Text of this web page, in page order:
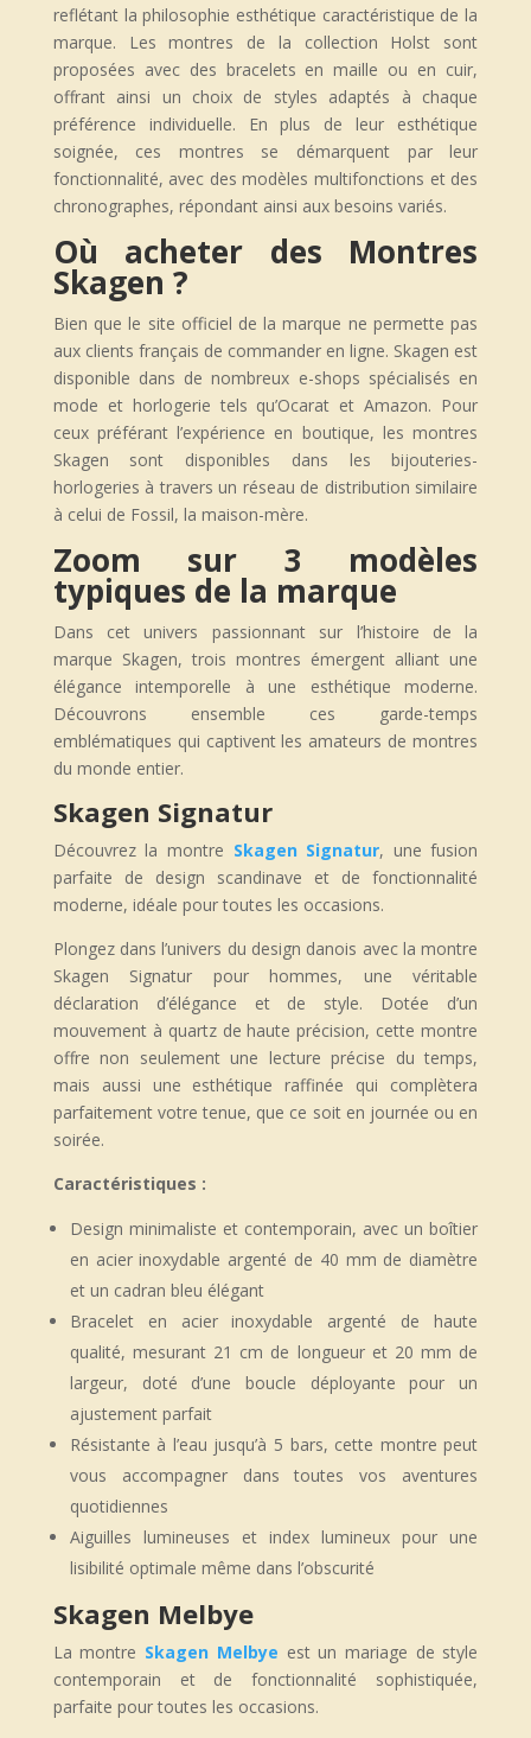
reflétant la philosophie esthétique caractéristique de la
marque. Les montres de la collection Holst sont
proposées avec des bracelets en maille ou en cuir,
offrant ainsi un choix de styles adaptés à chaque
préférence individuelle. En plus de leur esthétique
soignée, ces montres se démarquent par leur
fonctionnalité, avec des modèles multifonctions et des
chronographes, répondant ainsi aux besoins variés.
Où acheter des Montres
Skagen ?
Bien que le site officiel de la marque ne permette pas
aux clients français de commander en ligne. Skagen est
disponible dans de nombreux e-shops spécialisés en
mode et horlogerie tels qu’Ocarat et Amazon. Pour
ceux préférant l’expérience en boutique, les montres
Skagen sont disponibles dans les bijouteries-
horlogeries à travers un réseau de distribution similaire
à celui de Fossil, la maison-mère.
Zoom sur 3 modèles
typiques de la marque
Dans cet univers passionnant sur l’histoire de la
marque Skagen, trois montres émergent alliant une
élégance intemporelle à une esthétique moderne.
Découvrons ensemble ces garde-temps
emblématiques qui captivent les amateurs de montres
du monde entier.
Skagen Signatur
Découvrez la montre Skagen Signatur, une fusion
parfaite de design scandinave et de fonctionnalité
moderne, idéale pour toutes les occasions.
Plongez dans l’univers du design danois avec la montre
Skagen Signatur pour hommes, une véritable
déclaration d’élégance et de style. Dotée d’un
mouvement à quartz de haute précision, cette montre
offre non seulement une lecture précise du temps,
mais aussi une esthétique raffinée qui complètera
parfaitement votre tenue, que ce soit en journée ou en
soirée.
Caractéristiques :
Design minimaliste et contemporain, avec un boîtier
en acier inoxydable argenté de 40 mm de diamètre
et un cadran bleu élégant
Bracelet en acier inoxydable argenté de haute
qualité, mesurant 21 cm de longueur et 20 mm de
largeur, doté d’une boucle déployante pour un
ajustement parfait
Résistante à l’eau jusqu’à 5 bars, cette montre peut
vous accompagner dans toutes vos aventures
quotidiennes
Aiguilles lumineuses et index lumineux pour une
lisibilité optimale même dans l’obscurité
Skagen Melbye
La montre Skagen Melbye est un mariage de style
contemporain et de fonctionnalité sophistiquée,
parfaite pour toutes les occasions.